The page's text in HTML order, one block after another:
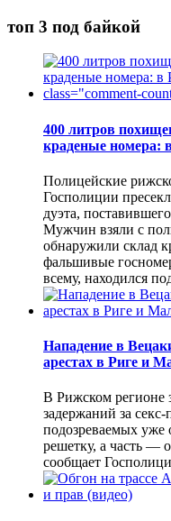
топ 3 под байкой
400 литров
краденые номера:
Полицейские
Госполиции
дуэта,
Мужчин взяли с
обнаружили склад
фальшивые
всему, находился
Нападение в
арестах в Риге и
В Рижском регионе
задержаний за
подозреваемых уже
решетку, а часть —
сообщает